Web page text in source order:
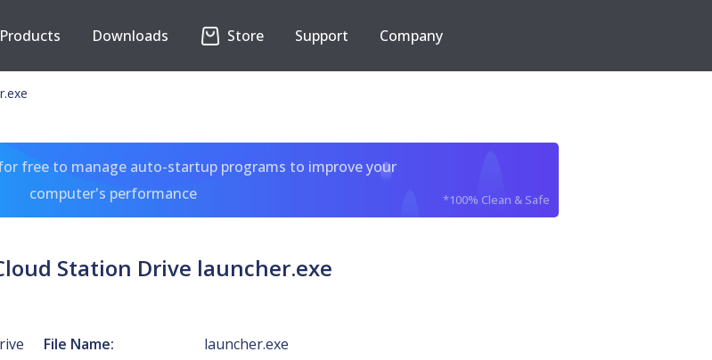
Products Downloads Store Support Company
free to manage auto-startup programs to improve your
computer's performance
*100% Clean & Safe
Station Drive launcher.exe
File Name: launcher.exe